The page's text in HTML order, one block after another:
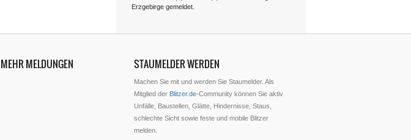
Erzgebirge gemeldet.
MEHR MELDUNGEN STAUMELDER WERDEN
Machen Sie mit und werden Sie Staumelder. Als
Mitglied der Blitzer.de-Community können Sie aktiv
Unfälle, Baustellen, Glätte, Hindernisse, Staus,
schlechte Sicht sowie feste und mobile Blitzer
melden.